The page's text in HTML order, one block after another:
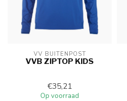
VV BUITENPOST
VVB ZIPTOP KIDS
€35,21
Op voorraad